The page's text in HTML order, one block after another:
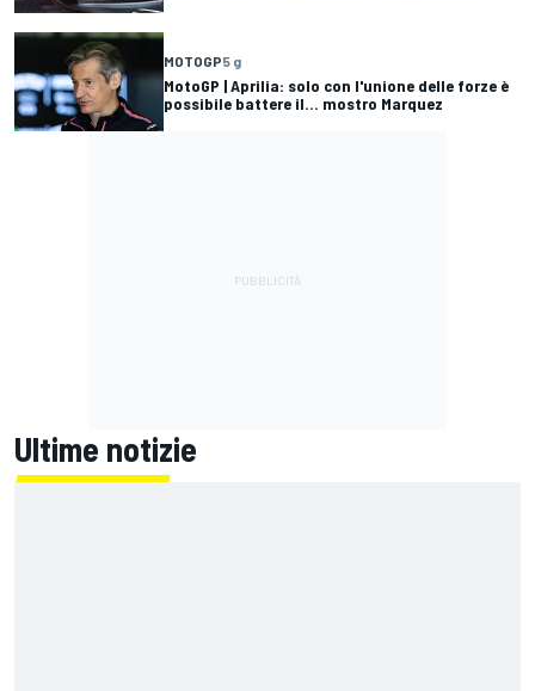
MOTOGP5 g
MotoGP | Aprilia: solo con l'unione delle forze è
possibile battere il... mostro Marquez
Ultime notizie